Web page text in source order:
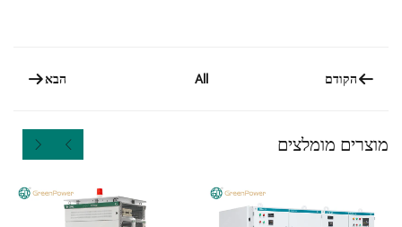
הקודם All הבא
מוצרים מומלצים